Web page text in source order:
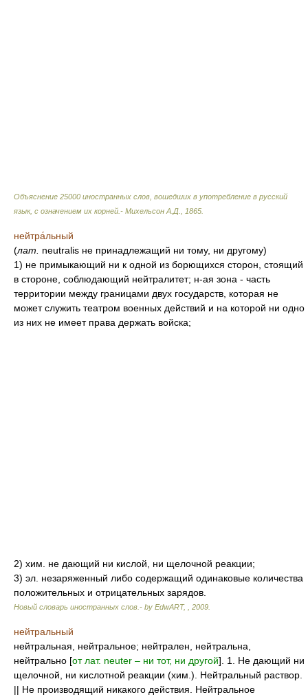
Объяснение 25000 иностранных слов, вошедших в употребление в русский
язык, с означением их корней.- Михельсон А.Д.
1865
нейтра́льный
(лат.
neutralis не принадлежащий ни тому, ни другому)
1) не примыкающий ни к одной из борющихся сторон, стоящий
в стороне, соблюдающий нейтралитет; н-ая зона - часть
территории между границами двух государств, которая не
может служить театром военных действий и на которой ни одно
из них не имеет права держать войска;
2) хим. не дающий ни кислой, ни щелочной реакции;
3) эл. незаряженный либо содержащий одинаковые количества
положительных и отрицательных зарядов.
Новый словарь иностранных слов.- by EdwART, 2009
нейтральный
нейтральная, нейтральное; нейтрален, нейтральна,
нейтрально [от лат. neuter – ни тот, ни другой]. 1. Не дающий ни
щелочной, ни кислотной реакции (хим.). Нейтральный раствор.
|| Не производящий никакого действия. Нейтральное